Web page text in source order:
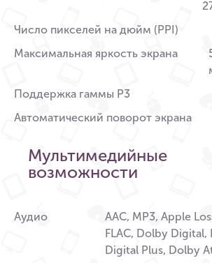
Число пикселей на дюйм (PPI)
Максимальная яркость экрана
Поддержка гаммы P3
Автоматический поворот экрана
Мультимедийные
возможности
Аудио
AAC, MP3, Apple
FLAC, Dolby Digital,
Digital Plus, Dolby